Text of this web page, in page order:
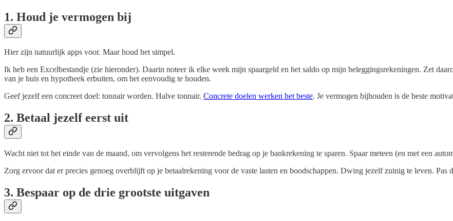
1. Houd je vermogen bij
Hier zijn natuurlijk apps voor. Maar houd het simpel.
Ik heb een Excelbestandje (zie hieronder). Daarin noteer ik elke week mijn spaargeld en het saldo op mijn beleggingsrekeningen. Zet
van je huis en hypotheek erbuiten, om het eenvoudig te houden.
Geef jezelf een concreet doel: tonnair worden. Halve tonnair. Concrete doelen werken het beste. Je vermogen bijhouden is de beste
2. Betaal jezelf eerst uit
Wacht niet tot het einde van de maand, om vervolgens het resterende bedrag op je bankrekening te sparen. Spaar meteen (en met een
Zorg ervoor dat er precies genoeg overblijft op je betaalrekening voor de vaste lasten en boodschappen. Dwing jezelf zuinig te leven. Pas
3. Bespaar op de drie grootste uitgaven